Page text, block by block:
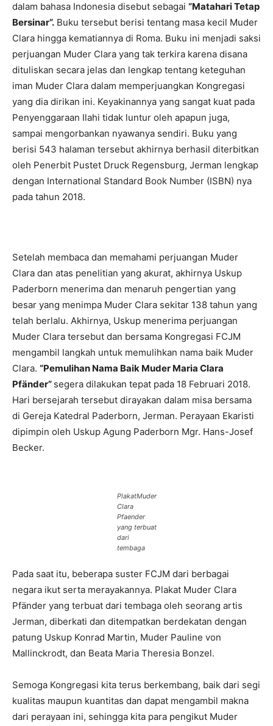
dalam bahasa Indonesia disebut sebagai “Matahari Tetap
Bersinar“. Buku tersebut berisi tentang masa kecil Muder
Clara hingga kematiannya di Roma. Buku ini menjadi saksi
perjuangan Muder Clara yang tak terkira karena disana
dituliskan secara jelas dan lengkap tentang keteguhan
iman Muder Clara dalam memperjuangkan Kongregasi
yang dia dirikan ini. Keyakinannya yang sangat kuat pada
Penyenggaraan Ilahi tidak luntur oleh apapun juga,
sampai mengorbankan nyawanya sendiri. Buku yang
berisi 543 halaman tersebut akhirnya berhasil diterbitkan
oleh Penerbit Pustet Druck Regensburg, Jerman lengkap
dengan International Standard Book Number (ISBN) nya
pada tahun 2018.
Setelah membaca dan memahami perjuangan Muder
Clara dan atas penelitian yang akurat, akhirnya Uskup
Paderborn menerima dan menaruh pengertian yang
besar yang menimpa Muder Clara sekitar 138 tahun yang
telah berlalu. Akhirnya, Uskup menerima perjuangan
Muder Clara tersebut dan bersama Kongregasi FCJM
mengambil langkah untuk memulihkan nama baik Muder
Clara. “Pemulihan Nama Baik Muder Maria Clara
Pfänder” segera dilakukan tepat pada 18 Februari 2018.
Hari bersejarah tersebut dirayakan dalam misa bersama
di Gereja Katedral Paderborn, Jerman. Perayaan Ekaristi
dipimpin oleh Uskup Agung Paderborn Mgr. Hans-Josef
Becker.
PlakatMuder
Clara
Pfaender
yang terbuat
dari
tembaga
Pada saat itu, beberapa suster FCJM dari berbagai
negara ikut serta merayakannya. Plakat Muder Clara
Pfänder yang terbuat dari tembaga oleh seorang artis
Jerman, diberkati dan ditempatkan berdekatan dengan
patung Uskup Konrad Martin, Muder Pauline von
Mallinckrodt, dan Beata Maria Theresia Bonzel.
Semoga Kongregasi kita terus berkembang, baik dari segi
kualitas maupun kuantitas dan dapat mengambil makna
dari perayaan ini, sehingga kita para pengikut Muder